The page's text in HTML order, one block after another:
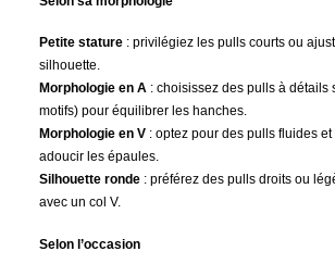
Petite stature : privilégiez les pulls courts ou
silhouette.
Morphologie en A : choisissez des pulls à détails
motifs) pour équilibrer les hanches.
Morphologie en V : optez pour des pulls fluides
adoucir les épaules.
Silhouette ronde : préférez des pulls droits ou
avec un col V.
Selon l’occasion